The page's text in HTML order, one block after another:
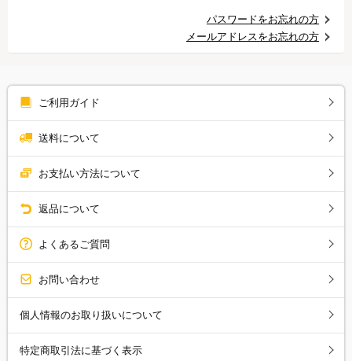
パスワードをお忘れの方
メールアドレスをお忘れの方
ご利用ガイド
送料について
お支払い方法について
返品について
よくあるご質問
お問い合わせ
個人情報のお取り扱いについて
特定商取引法に基づく表示